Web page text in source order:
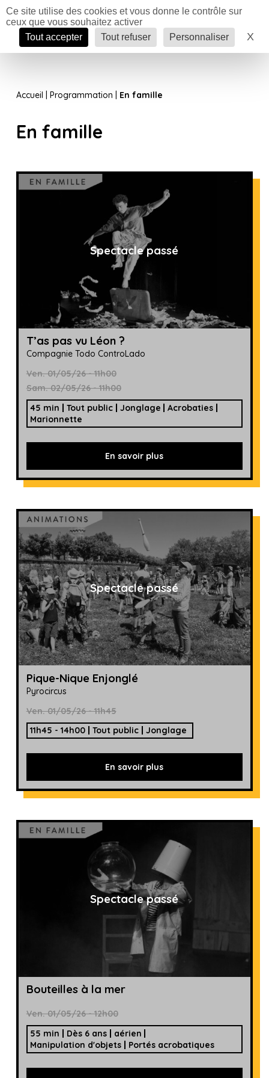
Accueil Programmation En famille
En famille
Spectacle passé
T’as pas vu Léon ?
Compagnie Todo ControLado
Ven. 01/05/26 - 11h00
Sam. 02/05/26 - 11h00
45 min
Tout public Jonglage
Acrobaties
Marionnette
En savoir plus
Spectacle passé
Pique-Nique Enjonglé
Pyrocircus
Ven. 01/05/26 - 11h45
11h45 - 14h00
Tout public Jonglage
En savoir plus
Spectacle passé
Bouteilles à la mer
Ven. 01/05/26 - 12h00
55 min
Dès 6 ans
aérien
Manipulation d'objets
Portés acrobatiques
Panneau de gestion des cookies
Ce site utilise des cookies et vous donne le contrôle sur
ceux que vous souhaitez activer
Tout accepter
Tout refuser Personnaliser X